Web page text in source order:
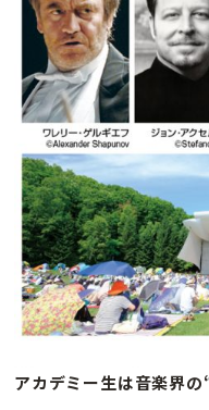
アカデミー生は音楽界の